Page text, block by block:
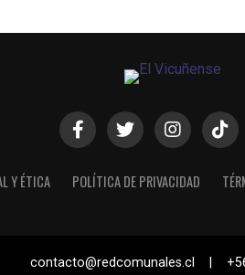
Y ÉTICA POLÍTICA DE PRIVACIDAD
contacto@redcomunales.cl |